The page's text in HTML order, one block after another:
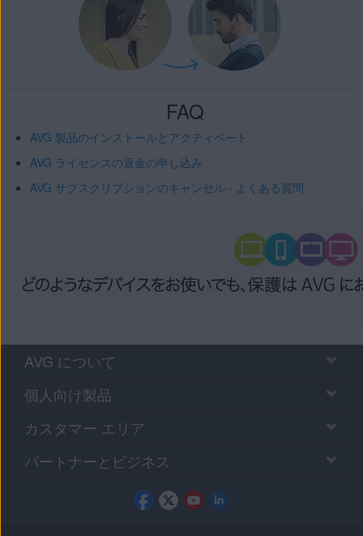
FAQ
AVG 製品のインストールとアクティベート
AVG ライセンスの返金の申し込み
AVG サブスクリプションのキャンセル - よくある質問
AVG について
個人向け製品
カスタマー エリア
パートナーとビジネス